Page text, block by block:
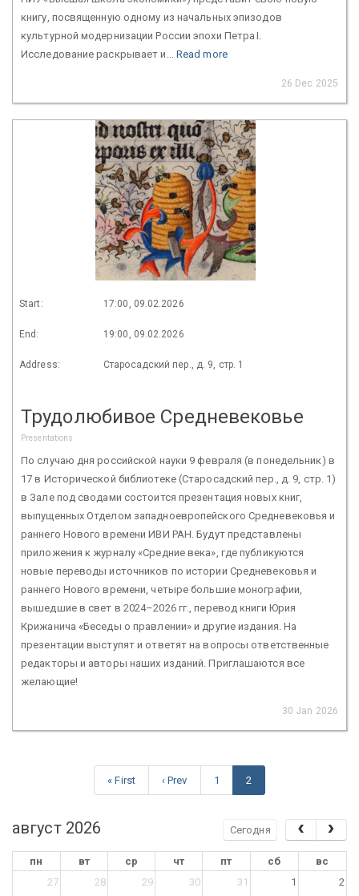
книгу, посвященную одному из начальных эпизодов
культурной модернизации России эпохи Петра I.
Исследование раскрывает и... Read more
26 Dec 2025
Start: 17:00, 09.02.2026
End: 19:00, 09.02.2026
Address: Старосадский пер., д. 9, стр. 1
Трудолюбивое Средневековье
Presentations
По случаю дня российской науки 9 февраля (в понедельник) в
17 в Исторической библиотеке (Старосадский пер., д. 9, стр. 1)
в Зале под сводами состоится презентация новых книг,
выпущенных Отделом западноевропейского Средневековья и
раннего Нового времени ИВИ РАН. Будут представлены
приложения к журналу «Средние века», где публикуются
новые переводы источников по истории Средневековья и
раннего Нового времени, четыре большие монографии,
вышедшие в свет в 2024–2026 гг., перевод книги Юрия
Крижанича «Беседы о правлении» и другие издания. На
презентации выступят и ответят на вопросы ответственные
редакторы и авторы наших изданий. Приглашаются все
желающие!
30 Jan 2026
« First ‹ Prev 1 2
август 2026 Сегодня
пн вт ср чт пт сб
вс
27
28 29 30 31 1 2